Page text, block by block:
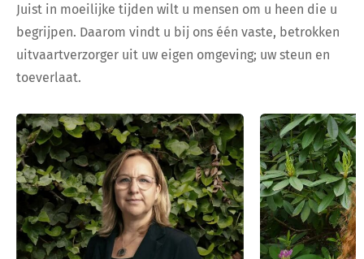
Juist in moeilijke tijden wilt u mensen om u heen die u
begrijpen. Daarom vindt u bij ons één vaste, betrokken
uitvaartverzorger uit uw eigen omgeving; uw steun en
toeverlaat.